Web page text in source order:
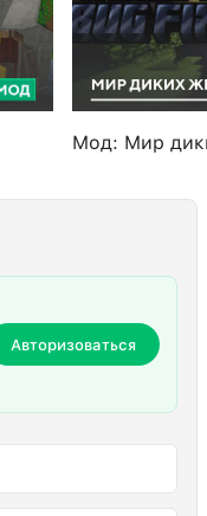
Мод: Мир
Авторизоваться